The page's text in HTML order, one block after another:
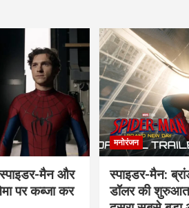
स्पाइडर-मैन और
पर कब्जा कर
मनोरंजन
स्पाइडर-मैन:
डॉलर की